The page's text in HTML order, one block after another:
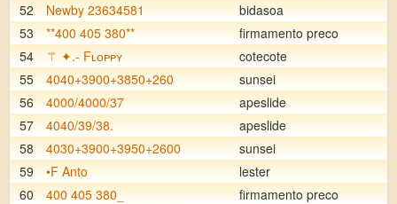
52
Newby 23634581
bidasoa
53
**400 405 380**
firmamento preco
54
⚚ ✦.- Fʟᴏᴘᴘʏ
cotecote
55
4040+3900+3850+260
sunsei
56
4000/4000/37
apeslide
57
4040/39/38.
apeslide
58
4030+3900+3950+2600
sunsei
59
•F Anto
lester
60
400 405 380_
firmamento preco